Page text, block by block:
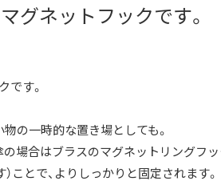
グネットフックです。
です。
の一時的な置き場としても。
の場合はブラスのマグネットリングフ
ことで、よりしっかりと固定されます。